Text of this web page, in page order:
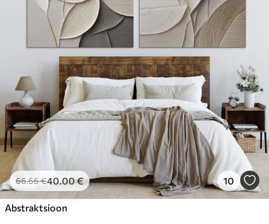
66.66€40.00€ 10
Abstraktsioon